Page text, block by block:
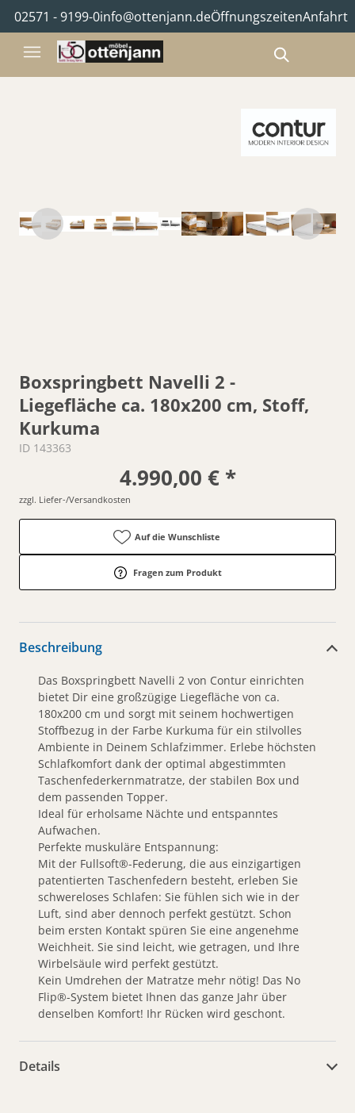
02571 - 9199-0info@ottenjann.deÖffnungszeitenAnfahrt
Boxspringbett Navelli 2 -
Liegefläche ca. 180x200 cm, Stoff,
Kurkuma
ID 143363
4.990,00 € *
zzgl. Liefer-/Versandkosten
Auf die Wunschliste
Fragen zum Produkt
Beschreibung
Das Boxspringbett Navelli 2 von Contur einrichten
bietet Dir eine großzügige Liegefläche von ca.
180x200 cm und sorgt mit seinem hochwertigen
Stoffbezug in der Farbe Kurkuma für ein stilvolles
Ambiente in Deinem Schlafzimmer. Erlebe höchsten
Schlafkomfort dank der optimal abgestimmten
Taschenfederkernmatratze, der stabilen Box und
dem passenden Topper.
Ideal für erholsame Nächte und entspanntes
Aufwachen.
Perfekte muskuläre Entspannung:
Mit der Fullsoft®-Federung, die aus einzigartigen
patentierten Taschenfedern besteht, erleben Sie
schwereloses Schlafen: Sie fühlen sich wie in der
Luft, sind aber dennoch perfekt gestützt. Schon
beim ersten Kontakt spüren Sie eine angenehme
Weichheit. Sie sind leicht, wie getragen, und Ihre
Wirbelsäule wird perfekt gestützt.
Kein Umdrehen der Matratze mehr nötig! Das No
Flip®-System bietet Ihnen das ganze Jahr über
denselben Komfort! Ihr Rücken wird geschont.
Details